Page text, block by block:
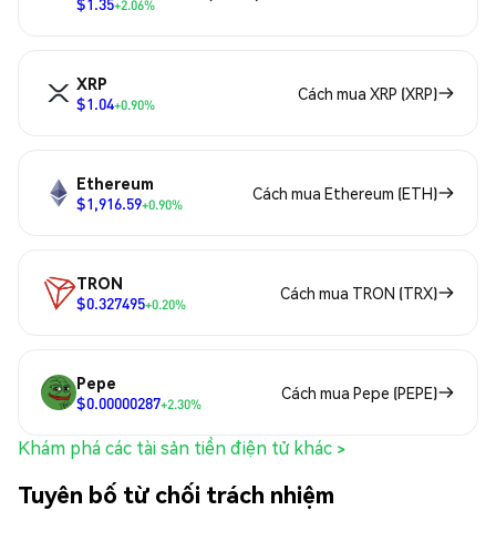
+2.06%
XRP
$1.04+0.90%
Cách mua XRP (XRP)
Ethereum
$1,916.59+0.90%
Cách mua Ethereum (ETH)
TRON
$0.327495+0.20%
Cách mua TRON (TRX)
Pepe
$0.00000287+2.30%
Cách mua Pepe (PEPE)
Khám phá các tài sản tiền điện tử khác >
Tuyên bố từ chối trách nhiệm